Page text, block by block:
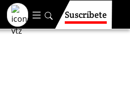
Suscríbete